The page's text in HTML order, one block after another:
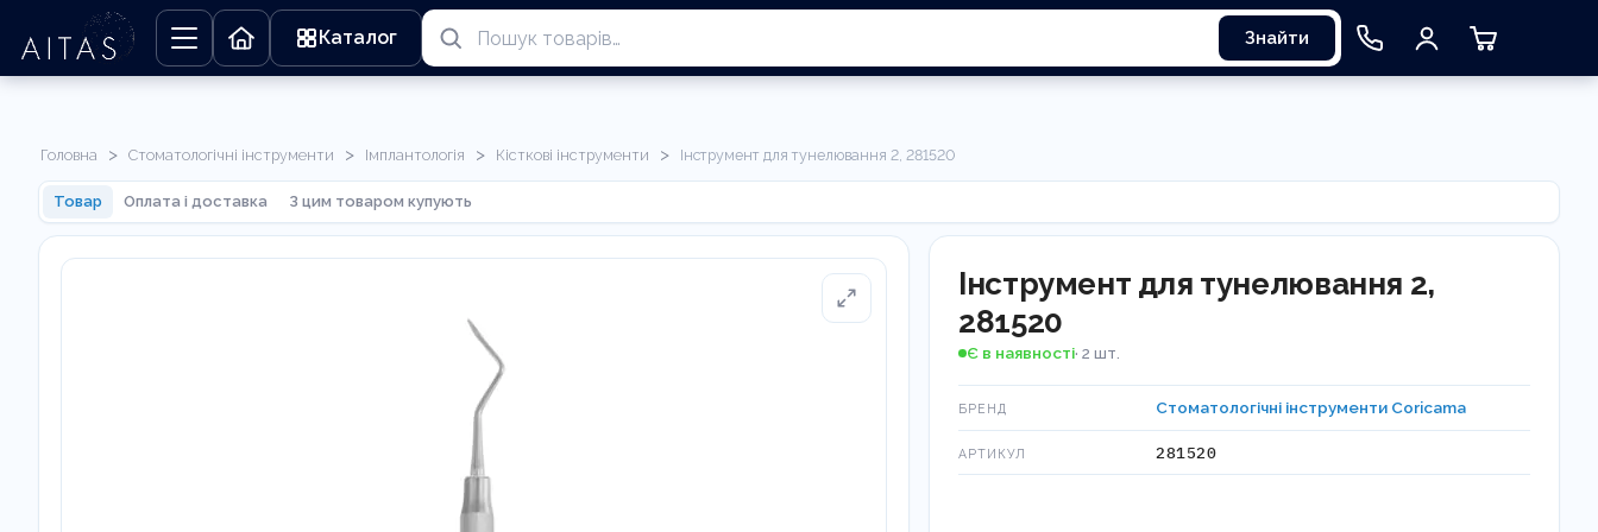
Каталог Знайти
Головна > Стоматологічні інструменти > Імплантологія > Кісткові інструменти > Інструмент для тунелювання 2, 281520
Товар Оплата і доставка З цим товаром купують
Інструмент для тунелювання 2,
281520
Є в наявності· 2 шт.
БРЕНД Стоматологічні інструменти Coricama
АРТИКУЛ 281520